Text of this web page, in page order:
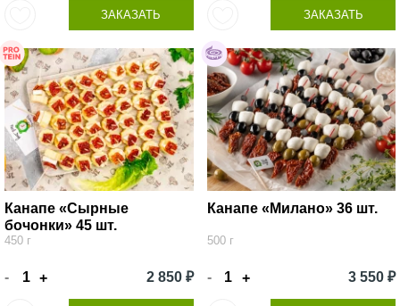
ЗАКАЗАТЬ ЗАКАЗАТЬ
Канапе «Сырные
бочонки» 45 шт.
450 г
- + 2 850 ₽
Канапе «Милано» 36 шт.
500 г
- + 3 550 ₽